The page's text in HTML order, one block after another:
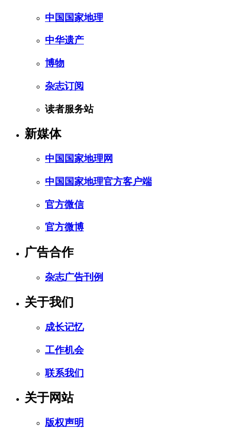
中国国家地理
中华遗产
博物
杂志订阅
读者服务站
新媒体
中国国家地理网
中国国家地理官方客户端
官方微信
官方微博
广告合作
杂志广告刊例
关于我们
成长记忆
工作机会
联系我们
关于网站
版权声明